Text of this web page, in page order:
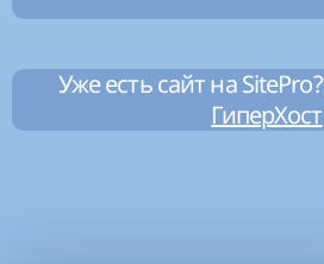
Уже есть сайт на SitePro?
ГиперХост